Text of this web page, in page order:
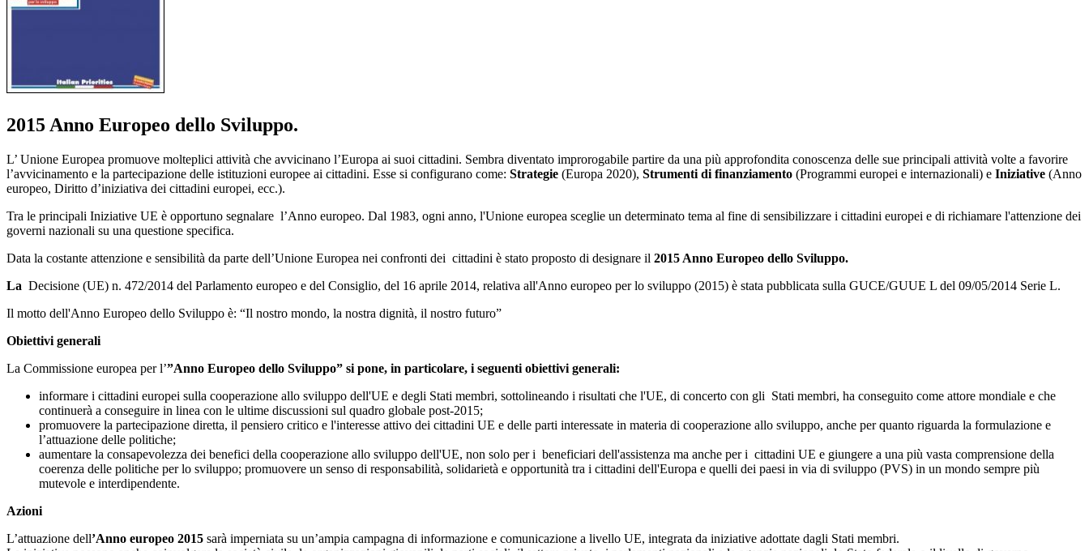
2015 Anno Europeo dello Sviluppo.
L’ Unione Europea promuove molteplici attività che avvicinano l’Europa ai suoi cittadini. Sembra diventato improrogabile partire da una più approfondita conoscenza delle sue principali attività volte a favorire
l’avvicinamento e la partecipazione delle istituzioni europee ai cittadini. Esse si configurano come: Strategie (Europa 2020), Strumenti di finanziamento (Programmi europei e internazionali) e Iniziative (Anno
europeo, Diritto d’iniziativa dei cittadini europei, ecc.).
Tra le principali Iniziative UE è opportuno segnalare l’Anno europeo. Dal 1983, ogni anno, l'Unione europea sceglie un determinato tema al fine di sensibilizzare i cittadini europei e di richiamare l'attenzione dei
governi nazionali su una questione specifica.
Data la costante attenzione e sensibilità da parte dell’Unione Europea nei confronti dei cittadini è stato proposto di designare il 2015 Anno Europeo dello Sviluppo.
La Decisione (UE) n. 472/2014 del Parlamento europeo e del Consiglio, del 16 aprile 2014, relativa all'Anno europeo per lo sviluppo (2015) è stata pubblicata sulla GUCE/GUUE L del 09/05/2014 Serie L.
Il motto dell'Anno Europeo dello Sviluppo è: “Il nostro mondo, la nostra dignità, il nostro futuro”
Obiettivi generali
La Commissione europea per l’”Anno Europeo dello Sviluppo” si pone, in particolare, i seguenti obiettivi generali:
informare i cittadini europei sulla cooperazione allo sviluppo dell'UE e degli Stati membri, sottolineando i risultati che l'UE, di concerto con gli Stati membri, ha conseguito come attore mondiale e che
continuerà a conseguire in linea con le ultime discussioni sul quadro globale post-2015;
promuovere la partecipazione diretta, il pensiero critico e l'interesse attivo dei cittadini UE e delle parti interessate in materia di cooperazione allo sviluppo, anche per quanto riguarda la formulazione e
l’attuazione delle politiche;
aumentare la consapevolezza dei benefici della cooperazione allo sviluppo dell'UE, non solo per i beneficiari dell'assistenza ma anche per i cittadini UE e giungere a una più vasta comprensione della
coerenza delle politiche per lo sviluppo; promuovere un senso di responsabilità, solidarietà e opportunità tra i cittadini dell'Europa e quelli dei paesi in via di sviluppo (PVS) in un mondo sempre più
mutevole e interdipendente.
Azioni
L’attuazione dell’Anno europeo 2015 sarà imperniata su un’ampia campagna di informazione e comunicazione a livello UE, integrata da iniziative adottate dagli Stati membri.